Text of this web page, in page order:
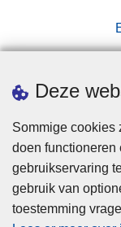
Deze
Sommige cookies
doen functioneren
gebruikservaring
gebruik van
toestemming